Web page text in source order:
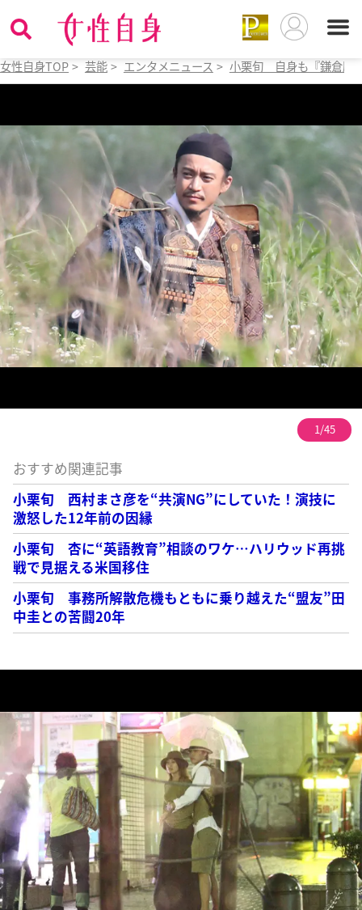
女性自身TOP > 芸能 > エンタメニュース > 小栗旬 自身も『鎌倉殿
1/45
おすすめ関連記事
小栗旬 西村まさ彦を“共演NG”にしていた！演技に
激怒した12年前の因縁
小栗旬 杏に“英語教育”相談のワケ…ハリウッド再挑
戦で見据える米国移住
小栗旬 事務所解散危機もともに乗り越えた“盟友”田
中圭との苦闘20年